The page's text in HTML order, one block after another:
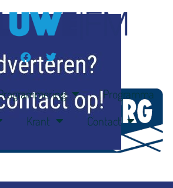
Programma
Krant Contact